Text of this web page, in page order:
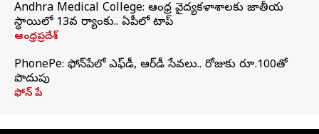
Andhra Medical College: ఆంధ్ర వైద్యకళాశాలకు జాతీయ
స్థాయిలో 13వ ర్యాంకు.. ఏపీలో టాప్
ఆంధ్రప్రదేశ్
PhonePe: ఫోన్‌పేలో ఎఫ్‌డీ, ఆర్‌డీ సేవలు.. రోజుకు రూ.100తో
పొదుపు
ఫోన్‌ పే